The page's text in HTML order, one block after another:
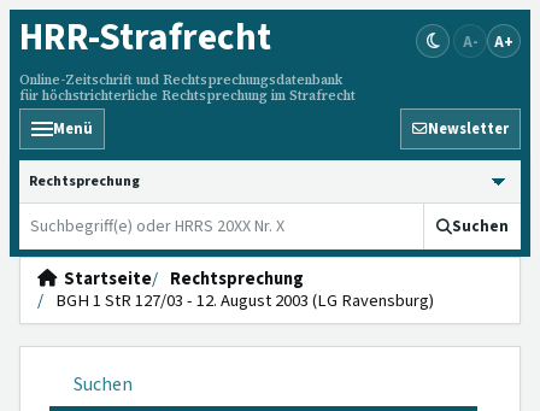
HRR-Strafrecht
Online-Zeitschrift und Rechtsprechungsdatenbank
für höchstrichterliche Rechtsprechung im Strafrecht
A- A+
Menü Newsletter
HRRS durchsuchen
Suchen
Startseite
Rechtsprechung
BGH 1 StR 127/03 - 12. August 2003 (LG Ravensburg)
Suchen